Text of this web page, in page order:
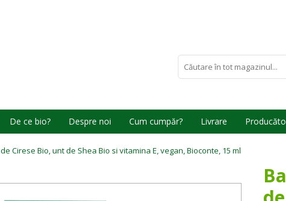
De ce bio? Despre noi Cum cumpăr? Livrare
Cirese Bio, unt de Shea Bio si vitamina E, vegan, Bioconte, 15 ml